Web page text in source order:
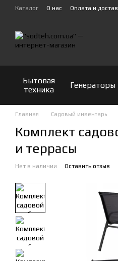
Перейти к основному контенту
Каталог О нас Оплата и
Бытовая
техника
Генераторы
Главная Садовый инвентарь
Комплект
и террасы
Нет в наличии Оставить отзыв